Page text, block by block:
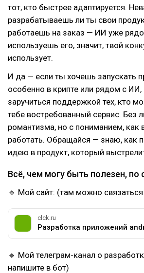
тот, кто быстрее адаптируется.
разрабатываешь ли ты свои
работаешь на заказ — ИИ уже
используешь его, значит, твой
использует.
И да — если ты хочешь запускать
особенно в крипте или рядом с ИИ,
заручиться поддержкой тех, кто
тебе востребованный сервис. Без
романтизма, но с пониманием, как
работать. Обращайся — знаю, как
идею в продукт, который
Всё, чем могу быть полезен, по
🔹 Мой сайт: (там можно
clck.ru
🔹 Мой телеграм-канал о
напишите в бот)